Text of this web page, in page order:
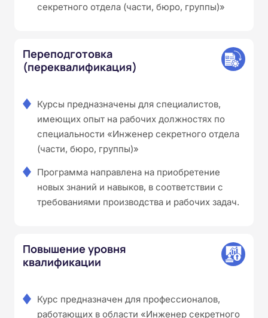
секретного отдела (части, бюро, группы)»
Переподготовка
(переквалификация)
Курсы предназначены для специалистов,
имеющих опыт на рабочих должностях по
специальности «Инженер секретного отдела
(части, бюро, группы)»
Программа направлена на приобретение
новых знаний и навыков, в соответствии с
требованиями производства и рабочих задач.
Повышение уровня
квалификации
Курс предназначен для профессионалов,
работающих в области «Инженер секретного